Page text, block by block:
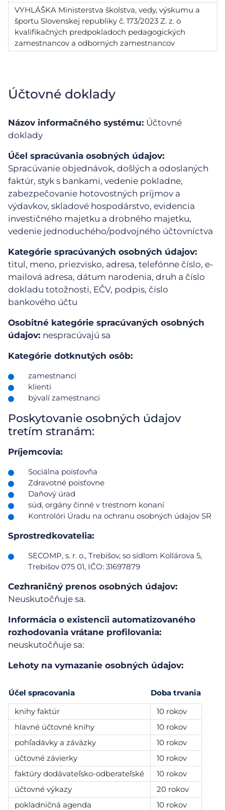
VYHLÁŠKA Ministerstva školstva, vedy, výskumu a
športu Slovenskej republiky č. 173/2023 Z. z. o
kvalifikačných predpokladoch pedagogických
zamestnancov a odborných zamestnancov
Účtovné doklady
Názov informačného systému: Účtovné
doklady
Účel spracúvania osobných údajov:
Spracúvanie objednávok, došlých a odoslaných
faktúr, styk s bankami, vedenie pokladne,
zabezpečovanie hotovostných príjmov a
výdavkov, skladové hospodárstvo, evidencia
investičného majetku a drobného majetku,
vedenie jednoduchého/podvojného účtovníctva
Kategórie spracúvaných osobných údajov:
titul, meno, priezvisko, adresa, telefónne číslo, e-
mailová adresa, dátum narodenia, druh a číslo
dokladu totožnosti, EČV, podpis, číslo
bankového účtu
Osobitné kategórie spracúvaných osobných
údajov: nespracúvajú sa
Kategórie dotknutých osôb:
zamestnanci
klienti
bývalí zamestnanci
Poskytovanie osobných údajov
tretím stranám:
Príjemcovia:
Sociálna poisťovňa
Zdravotné poisťovne
Daňový úrad
súd, orgány činné v trestnom konaní
Kontrolóri Úradu na ochranu osobných údajov SR
Sprostredkovatelia:
SECOMP, s. r. o., Trebišov, so sídlom Kollárova 5,
Trebišov 075 01, IČO: 31697879
Cezhraničný prenos osobných údajov:
Neuskutočňuje sa.
Informácia o existencii automatizovaného
rozhodovania vrátane profilovania:
neuskutočňuje sa:
Lehoty na vymazanie osobných údajov:
Účel spracovania
Doba trvania
knihy faktúr
10 rokov
hlavné účtovné knihy
10 rokov
pohľadávky a záväzky
10 rokov
účtovné závierky
10 rokov
faktúry dodávateľsko-odberateľské
10 rokov
účtovné výkazy
20 rokov
pokladničná agenda
10 rokov